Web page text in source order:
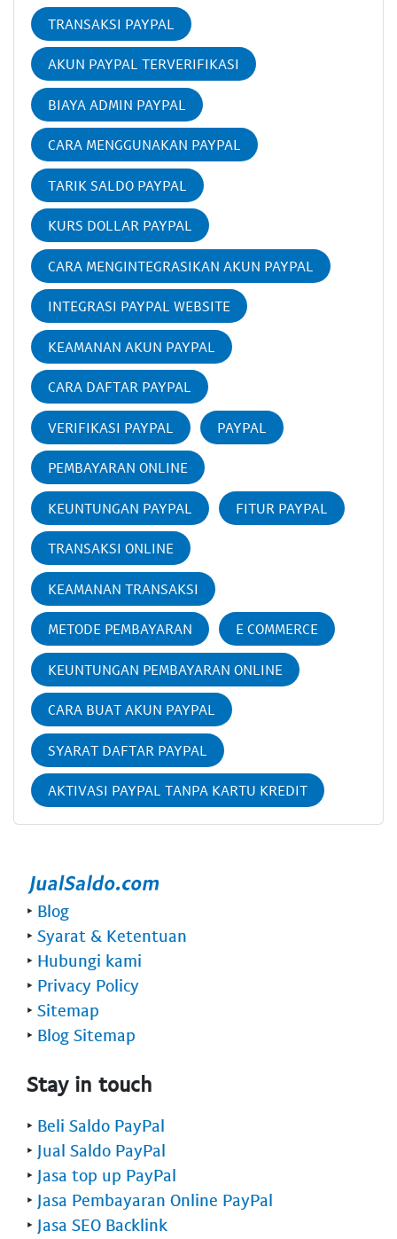
TRANSAKSI PAYPAL
AKUN PAYPAL TERVERIFIKASI
BIAYA ADMIN PAYPAL
CARA MENGGUNAKAN PAYPAL
TARIK SALDO PAYPAL
KURS DOLLAR PAYPAL
CARA MENGINTEGRASIKAN AKUN PAYPAL
INTEGRASI PAYPAL WEBSITE
KEAMANAN AKUN PAYPAL
CARA DAFTAR PAYPAL
VERIFIKASI PAYPAL PAYPAL
PEMBAYARAN ONLINE
KEUNTUNGAN PAYPAL FITUR PAYPAL
TRANSAKSI ONLINE
KEAMANAN TRANSAKSI
METODE PEMBAYARAN E COMMERCE
KEUNTUNGAN PEMBAYARAN ONLINE
CARA BUAT AKUN PAYPAL
SYARAT DAFTAR PAYPAL
AKTIVASI PAYPAL TANPA KARTU KREDIT
‣ Blog
‣ Syarat & Ketentuan
‣ Hubungi kami
‣ Privacy Policy
‣ Sitemap
‣ Blog Sitemap
Stay in touch
‣ Beli Saldo PayPal
‣ Jual Saldo PayPal
‣ Jasa top up PayPal
‣ Jasa Pembayaran Online PayPal
‣ Jasa SEO Backlink